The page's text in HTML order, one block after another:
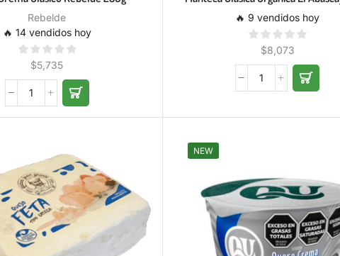
Rebelde
🔥 14 vendidos hoy
$5,735
🔥 9 vendidos hoy
$8,073
NEW